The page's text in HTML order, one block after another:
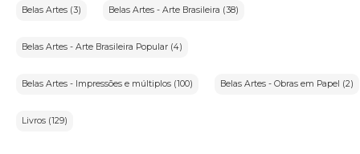
Belas Artes (3) Belas Artes - Arte Brasileira (38)
Belas Artes - Arte Brasileira Popular (4)
Belas Artes - Impressões e múltiplos (100) Belas Artes - Obras em Papel (2)
Livros (129)